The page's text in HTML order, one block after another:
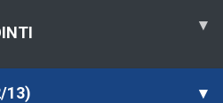
▾
13) ▾